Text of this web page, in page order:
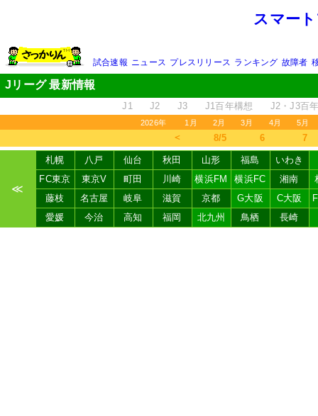
スマー
試合速報 ニュース プレスリリース ランキング 故障者
Jリーグ 最新情報
J1 J2 J3 J1百年構想 J2・J3百
2026年 1月 2月 3月 4月 5月
＜ 8/5 6 7
≪
札幌 八戸 仙台 秋田 山形 福島
いわき
FC東京
東京V 町田 川崎 横浜FM 横浜FC 湘南
藤枝
名古屋 岐阜 滋賀 京都 G大阪 C大阪
愛媛
今治 高知 福岡 北九州 鳥栖 長崎